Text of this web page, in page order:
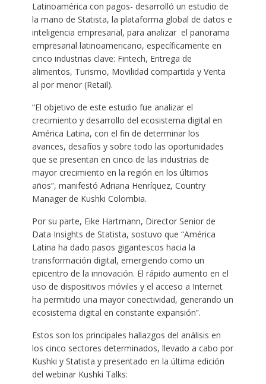
Latinoamérica con pagos- desarrolló un estudio de
la mano de Statista, la plataforma global de datos e
inteligencia empresarial, para analizar el panorama
empresarial latinoamericano, específicamente en
cinco industrias clave: Fintech, Entrega de
alimentos, Turismo, Movilidad compartida y Venta
al por menor (Retail).
“El objetivo de este estudio fue analizar el
crecimiento y desarrollo del ecosistema digital en
América Latina, con el fin de determinar los
avances, desafíos y sobre todo las oportunidades
que se presentan en cinco de las industrias de
mayor crecimiento en la región en los últimos
años”, manifestó Adriana Henríquez, Country
Manager de Kushki Colombia.
Por su parte, Eike Hartmann, Director Senior de
Data Insights de Statista, sostuvo que “América
Latina ha dado pasos gigantescos hacia la
transformación digital, emergiendo como un
epicentro de la innovación. El rápido aumento en el
uso de dispositivos móviles y el acceso a Internet
ha permitido una mayor conectividad, generando un
ecosistema digital en constante expansión”.
Estos son los principales hallazgos del análisis en
los cinco sectores determinados, llevado a cabo por
Kushki y Statista y presentado en la última edición
del webinar Kushki Talks: